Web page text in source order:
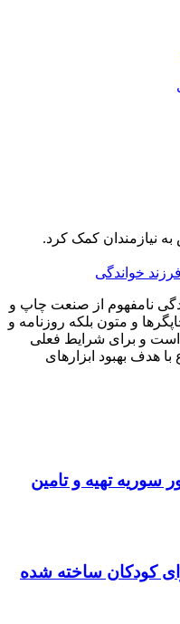
فرزند خواندگی
نامفهوم از صنعت چاپ و
و متون بلکه روزنامه و
و برای شرایط فعلی
با هدف بهبود ابزارهای
سوریه تهیه و تامین
کودکان ساخته شده